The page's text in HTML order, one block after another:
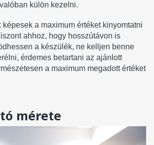
külön kezelni.
képesek a maximum értéket kinyomtatni
ahhoz, hogy hosszútávon is
a készülék, ne kelljen benne
érdemes betartani az ajánlott
a maximum megadott értéket
mérete